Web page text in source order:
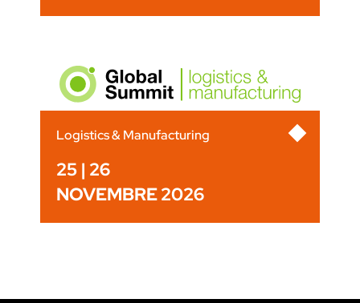
Logistics & Manufacturing
25 | 26
NOVEMBRE 2026